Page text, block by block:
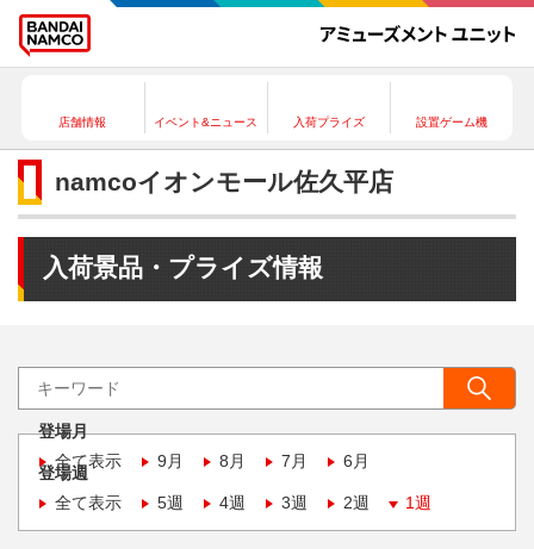
店舗情報 イベント&ニュース 入荷プライズ 設置ゲーム機
namcoイオンモール佐久平店
入荷景品・プライズ情報
登場月
全て表示
9月 8月 7月 6月
登場週
全て表示
5週 4週 3週 2週 1週